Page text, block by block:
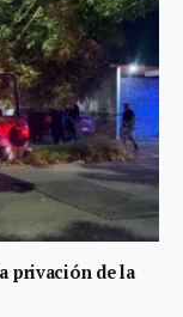
privación de la